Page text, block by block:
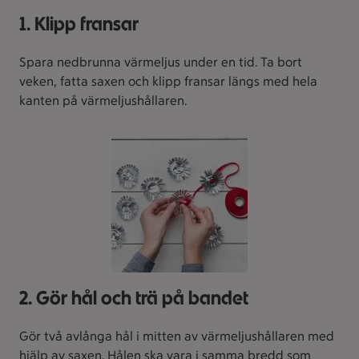
1. Klipp fransar
Spara nedbrunna värmeljus under en tid. Ta bort
veken, fatta saxen och klipp fransar längs med hela
kanten på värmeljushållaren.
2. Gör hål och trä på bandet
Gör två avlånga hål i mitten av värmeljushållaren med
hjälp av saxen. Hålen ska vara i samma bredd som